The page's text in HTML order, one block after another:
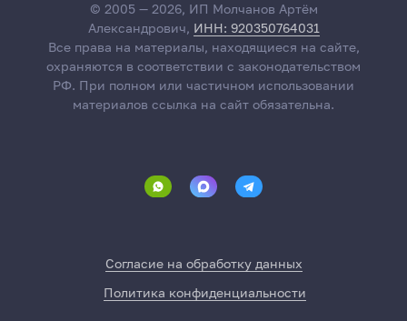
Согласие на обработку данных
Политика конфиденциальности
© 2005 — 2026, ИП Молчанов Артём
Александрович, ИНН: 920350764031
Все права на материалы, находящиеся на сайте,
охраняются в соответствии с законодательством
РФ. При полном или частичном использовании
материалов ссылка на сайт обязательна.